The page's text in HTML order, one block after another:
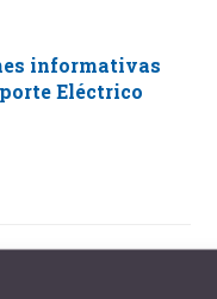
informativas
Eléctrico